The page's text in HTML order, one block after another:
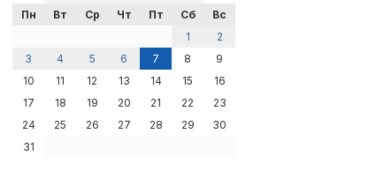
Пн
Вт Ср Чт Пт Сб
Вс
1
2
3
4 5 6 7 8
9
10
11 12 13 14 15
16
17
18 19 20 21 22
23
24
25 26 27 28 29
30
31